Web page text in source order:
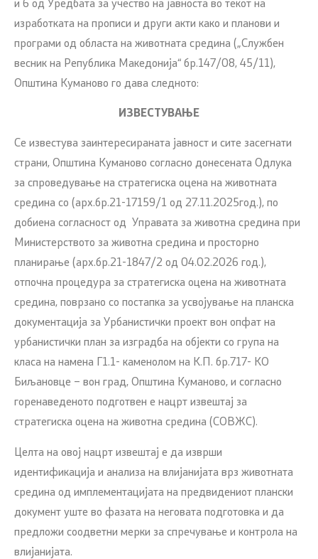
и 6 од Уредбата за учество на јавноста во текот на
изработката на прописи и други акти како и планови и
програми од областа на животната средина („Службен
весник на Република Македонија“ бр.147/08, 45/11),
Општина Куманово го дава следното:
ИЗВЕСТУВАЊЕ
Се известува заинтересираната јавност и сите засегнати
страни, Општина Куманово согласно донесената Одлука
за спроведување на стратегиска оцена на животната
средина со (арх.бр.21-17159/1 од 27.11.2025год.), по
добиена согласност од Управата за животна средина при
Министерството за животна средина и просторно
планирање (арх.бр.21-1847/2 од 04.02.2026 год.),
отпочна процедура за стратегиска оцена на животната
средина, поврзано со постапка за усвојување на планска
документација за Урбанистички проект вон опфат на
урбанистички план за изградба на објекти со група на
класа на намена Г1.1- каменолом на К.П. бр.717- КО
Биљановце – вон град, Општина Куманово, и согласно
горенаведеното подготвен е нацрт извештај за
стратегиска оцена на животна средина (СОВЖС).
Целта на овој нацрт извештај е да изврши
идентификација и анализа на влијанијата врз животната
средина од имплементацијата на предвидениот плански
документ уште во фазата на неговата подготовка и да
предложи соодветни мерки за спречување и контрола на
влијанијата.